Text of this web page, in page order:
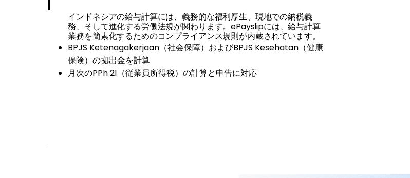
インドネシアの給与計算には、義務的な福利厚生、現地での納税義
務、そして進化する労働法規が関わります。ePayslipには、給与計算
業務を簡素化するためのコンプライアンス規則が内蔵されています。
BPJS Ketenagakerjaan（社会保障）およびBPJS Kesehatan（健康
保険）の拠出金を計算
月次のPPh 21（従業員所得税）の計算と申告に対応